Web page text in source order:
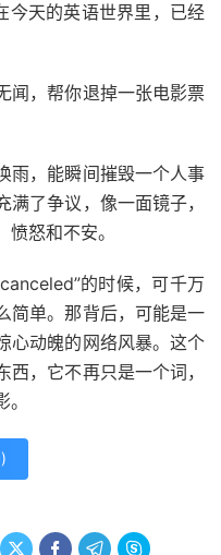
今天的英语世界里，已经
闻，帮你退掉一张电影票
雨，能瞬间摧毁一个人事
了争议，像一面镜子，
怒和不安。
的时候，可千万
简单。那背后，可能是一
心动魄的网络风暴。这个
，它不再只是一个词，
)
   